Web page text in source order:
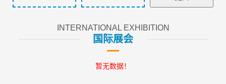
INTERNATIONAL EXHIBITION
国际展会
暂无数据！